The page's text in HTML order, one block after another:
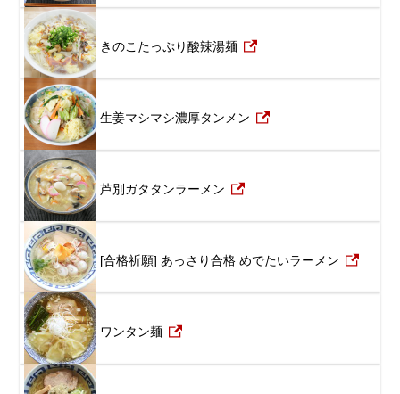
きのこたっぷり酸辣湯麺
生姜マシマシ濃厚タンメン
芦別ガタタンラーメン
[合格祈願] あっさり合格 めでたいラーメン
ワンタン麺